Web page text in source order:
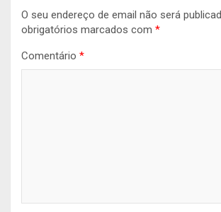
O seu endereço de email não será
obrigatórios marcados com *
Comentário *